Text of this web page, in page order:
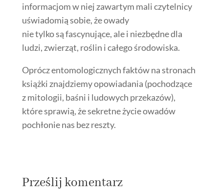
informacjom w niej zawartym mali czytelnicy
uświadomią sobie, że owady
nie tylko są fascynujące, ale i niezbędne dla
ludzi, zwierząt, roślin i całego środowiska.
Oprócz entomologicznych faktów na stronach
książki znajdziemy opowiadania (pochodzące
z mitologii, baśni i ludowych przekazów),
które sprawią, że sekretne życie owadów
pochłonie nas bez reszty.
Prześlij komentarz